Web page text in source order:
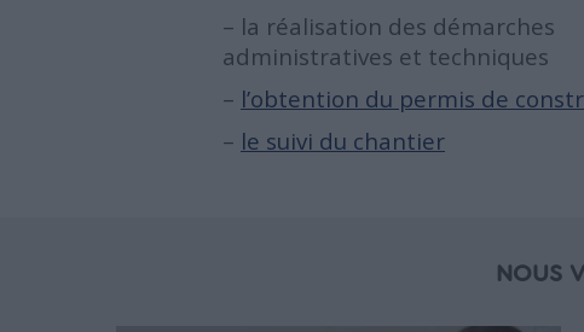
– la réalisation des démarches
administratives et techniques
– l’obtention du permis de
– le suivi du chantier
NOUS